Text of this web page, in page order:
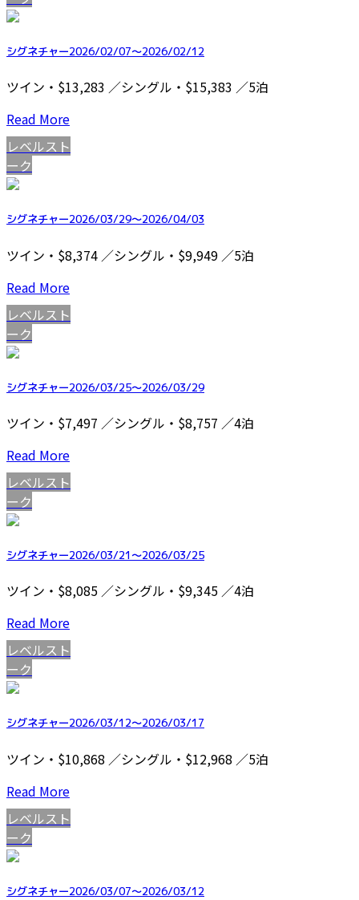
シグネチャー2026/02/07～2026/02/12
ツイン・$13,283 ／シングル・$15,383 ／5泊
Read More
レベルスト
ーク
シグネチャー2026/03/29～2026/04/03
ツイン・$8,374 ／シングル・$9,949 ／5泊
Read More
レベルスト
ーク
シグネチャー2026/03/25～2026/03/29
ツイン・$7,497 ／シングル・$8,757 ／4泊
Read More
レベルスト
ーク
シグネチャー2026/03/21～2026/03/25
ツイン・$8,085 ／シングル・$9,345 ／4泊
Read More
レベルスト
ーク
シグネチャー2026/03/12～2026/03/17
ツイン・$10,868 ／シングル・$12,968 ／5泊
Read More
レベルスト
ーク
シグネチャー2026/03/07～2026/03/12